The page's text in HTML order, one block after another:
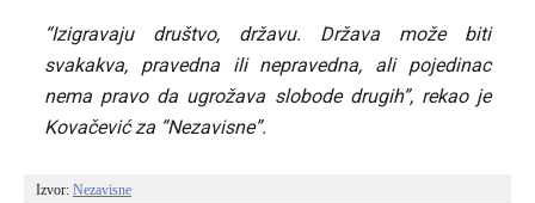
“Izigravaju društvo, državu. Država može biti
svakakva, pravedna ili nepravedna, ali pojedinac
nema pravo da ugrožava slobode drugih”, rekao je
Kovačević za “Nezavisne”.
Izvor: Nezavisne